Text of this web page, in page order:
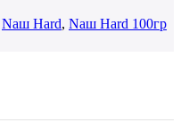
Nаш Hard, Nаш Hard 100гр